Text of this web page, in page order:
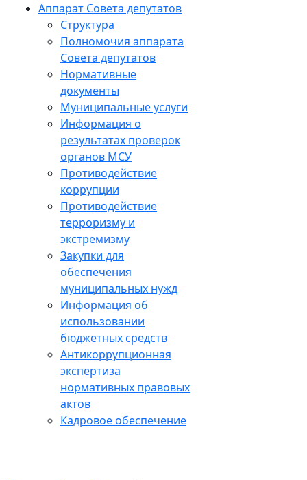
Аппарат Совета депутатов
Структура
Полномочия аппарата
Совета депутатов
Нормативные
документы
Муниципальные услуги
Информация о
результатах проверок
органов МСУ
Противодействие
коррупции
Противодействие
терроризму и
экстремизму
Закупки для
обеспечения
муниципальных нужд
Информация об
использовании
бюджетных средств
Антикоррупционная
экспертиза
нормативных правовых
актов
Кадровое обеспечение